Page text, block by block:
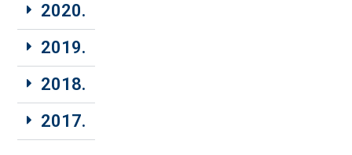
2020.
2019.
2018.
2017.